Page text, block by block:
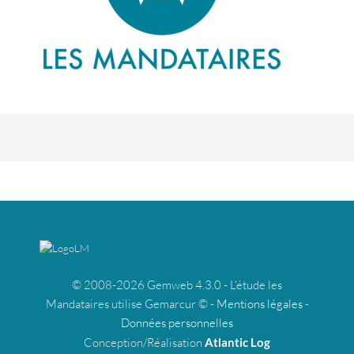
© 2008-2026 Gemweb 4.3.0 - L'étude les
Mandataires utilise Gemarcur © - Mentions légales-
Données personnelles
Conception/Réalisation Atlantic Log